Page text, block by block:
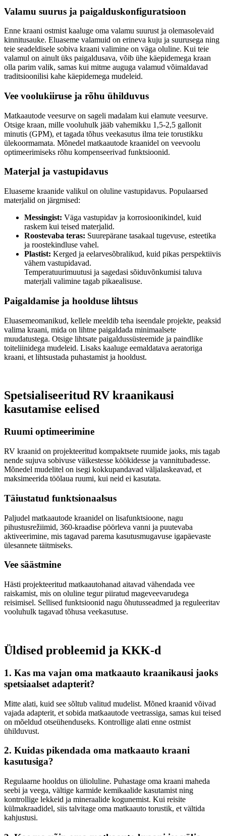
Valamu suurus ja paigalduskonfiguratsioon
Enne kraani ostmist kaaluge oma valamu suurust ja olemasolevaid
kinnitusauke. Eluaseme valamuid on erineva kuju ja suurusega ning
teie seadeldisele sobiva kraani valimine on väga oluline. Kui teie
valamul on ainult üks paigaldusava, võib ühe käepidemega kraan
olla parim valik, samas kui mitme auguga valamud võimaldavad
traditsioonilisi kahe käepidemega mudeleid.
Vee voolukiiruse ja rõhu ühilduvus
Matkaautode veesurve on sageli madalam kui elamute veesurve.
Otsige kraan, mille vooluhulk jääb vahemikku 1,5-2,5 gallonit
minutis (GPM), et tagada tõhus veekasutus ilma teie torustikku
ülekoormamata. Mõnedel matkaautode kraanidel on veevoolu
optimeerimiseks rõhu kompenseerivad funktsioonid.
Materjal ja vastupidavus
Eluaseme kraanide valikul on oluline vastupidavus. Populaarsed
materjalid on järgmised:
Messingist: Väga vastupidav ja korrosioonikindel, kuid
raskem kui teised materjalid.
Roostevaba teras: Suurepärane tasakaal tugevuse, esteetika
ja roostekindluse vahel.
Plastist: Kerged ja eelarvesõbralikud, kuid pikas perspektiivis
vähem vastupidavad.
Temperatuurimuutusi ja sagedasi sõiduvõnkumisi taluva
materjali valimine tagab pikaealisuse.
Paigaldamise ja hoolduse lihtsus
Eluasemeomanikud, kellele meeldib teha iseendale projekte, peaksid
valima kraani, mida on lihtne paigaldada minimaalsete
muudatustega. Otsige lihtsate paigaldussüsteemide ja paindlike
toiteliinidega mudeleid. Lisaks kaaluge eemaldatava aeratoriga
kraani, et lihtsustada puhastamist ja hooldust.
Spetsialiseeritud RV kraanikausi
kasutamise eelised
Ruumi optimeerimine
RV kraanid on projekteeritud kompaktsete ruumide jaoks, mis tagab
nende sujuva sobivuse väikestesse köökidesse ja vannitubadesse.
Mõnedel mudelitel on isegi kokkupandavad väljalaskeavad, et
maksimeerida töölaua ruumi, kui neid ei kasutata.
Täiustatud funktsionaalsus
Paljudel matkaautode kraanidel on lisafunktsioone, nagu
pihustusrežiimid, 360-kraadise pöörleva vanni ja puutevaba
aktiveerimine, mis tagavad parema kasutusmugavuse igapäevaste
ülesannete täitmiseks.
Vee säästmine
Hästi projekteeritud matkaautohanad aitavad vähendada vee
raiskamist, mis on oluline tegur piiratud mageveevarudega
reisimisel. Sellised funktsioonid nagu õhutusseadmed ja reguleeritav
vooluhulk tagavad tõhusa veekasutuse.
Üldised probleemid ja KKK-d
1. Kas ma vajan oma matkaauto kraanikausi jaoks
spetsiaalset adapterit?
Mitte alati, kuid see sõltub valitud mudelist. Mõned kraanid võivad
vajada adapterit, et sobida matkaautode veetrassiga, samas kui teised
on mõeldud otseühenduseks. Kontrollige alati enne ostmist
ühilduvust.
2. Kuidas pikendada oma matkaauto kraani
kasutusiga?
Regulaarne hooldus on ülioluline. Puhastage oma kraani maheda
seebi ja veega, vältige karmide kemikaalide kasutamist ning
kontrollige lekkeid ja mineraalide kogunemist. Kui reisite
külmakraadidel, siis talvitage oma matkaauto torustik, et vältida
kahjustusi.